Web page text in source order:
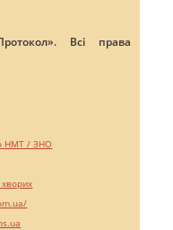
Всі права
НМТ / ЗНО